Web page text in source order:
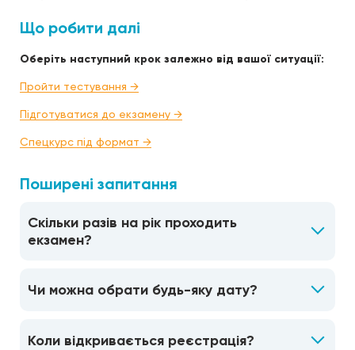
Що робити далі
Оберіть наступний крок залежно від вашої ситуації:
Пройти тестування →
Підготуватися до екзамену →
Спецкурс під формат →
Поширені запитання
Скільки разів на рік проходить
екзамен?
Чи можна обрати будь-яку дату?
Коли відкривається реєстрація?